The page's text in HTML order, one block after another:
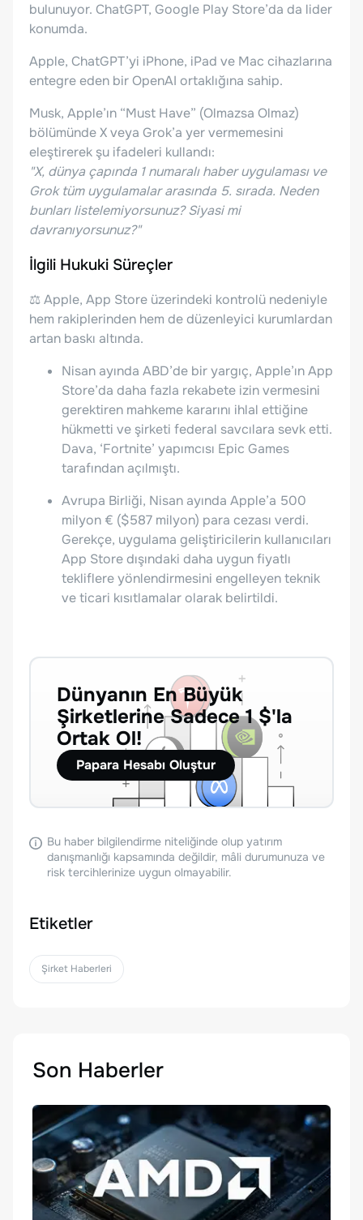
bulunuyor. ChatGPT, Google Play Store’da da lider
konumda.
Apple, ChatGPT’yi iPhone, iPad ve Mac cihazlarına
entegre eden bir OpenAI ortaklığına sahip.
Musk, Apple’ın “Must Have” (Olmazsa Olmaz)
bölümünde X veya Grok’a yer vermemesini
eleştirerek şu ifadeleri kullandı:
"X, dünya çapında 1 numaralı haber uygulaması ve
Grok tüm uygulamalar arasında 5. sırada. Neden
bunları listelemiyorsunuz? Siyasi mi
davranıyorsunuz?"
İlgili Hukuki Süreçler
⚖️ Apple, App Store üzerindeki kontrolü nedeniyle
hem rakiplerinden hem de düzenleyici kurumlardan
artan baskı altında.
Nisan ayında ABD’de bir yargıç, Apple’ın App
Store’da daha fazla rekabete izin vermesini
gerektiren mahkeme kararını ihlal ettiğine
hükmetti ve şirketi federal savcılara sevk etti.
Dava, ‘Fortnite’ yapımcısı Epic Games
tarafından açılmıştı.
Avrupa Birliği, Nisan ayında Apple’a 500
milyon € ($587 milyon) para cezası verdi.
Gerekçe, uygulama geliştiricilerin kullanıcıları
App Store dışındaki daha uygun fiyatlı
tekliflere yönlendirmesini engelleyen teknik
ve ticari kısıtlamalar olarak belirtildi.
Dünyanın En Büyük
Şirketlerine Sadece 1 $'la
Ortak Ol!
Papara Hesabı Oluştur
Bu haber bilgilendirme niteliğinde olup yatırım
danışmanlığı kapsamında değildir, mâli durumunuza ve
risk tercihlerinize uygun olmayabilir.
Etiketler
Şirket Haberleri
Son Haberler